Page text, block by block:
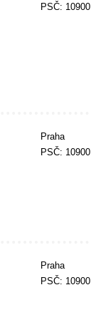
PSČ: 10900
Praha
PSČ: 10900
Praha
PSČ: 10900